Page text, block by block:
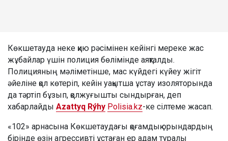
Көкшетауда неке қию рәсімінен кейінгі мереке жас
жұбайлар үшін полиция бөлімінде аяқталды.
Полицияның мәліметінше, мас күйдегі күйеу жігіт
әйеліне қол көтеріп, кейін уақытша ұстау изоляторында
да тәртіп бұзып, қолжуғышты сындырған, деп
хабарлайды Azattyq Rýhy Polisia.kz-ке сілтеме жасап.
«102» арнасына Көкшетаудағы қоғамдық орындардың
бірінде өзін агрессивті ұстаған ер адам туралы